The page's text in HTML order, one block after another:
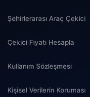
Şehirlerarası Araç Çekici
Çekici Fiyatı Hesapla
Kullanım Sözleşmesi
Kişisel Verilerin Koruması